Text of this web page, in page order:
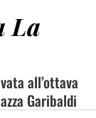
La
all’ottava
Garibaldi